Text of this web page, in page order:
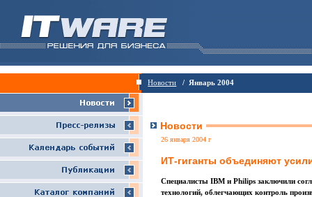
Новости / Январь 2004
Новости
26 января 2004 г
ИТ-гиганты объединяют
Специалисты IBM и Philips заключили
технологий, облегчающих контроль